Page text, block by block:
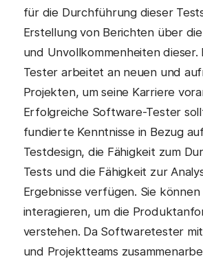
für die Durchführung dieser
Erstellung von Berichten über
und Unvollkommenheiten dieser.
Tester arbeitet an neuen und
Projekten, um seine Karriere
Erfolgreiche Software-Tester
fundierte Kenntnisse in Bezug
Testdesign, die Fähigkeit zum
Tests und die Fähigkeit zur
Ergebnisse verfügen. Sie
interagieren, um die
verstehen. Da Softwaretester
und Projektteams